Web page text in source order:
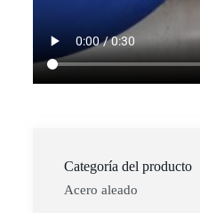
Categoría del producto
Acero aleado